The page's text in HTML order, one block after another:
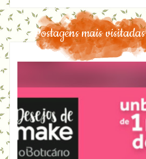
Postagens mais visitadas